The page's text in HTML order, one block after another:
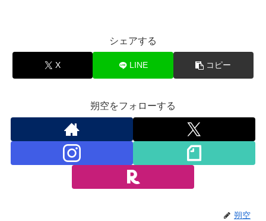
シェアする
X LINE コピー
朔空をフォローする
朔空